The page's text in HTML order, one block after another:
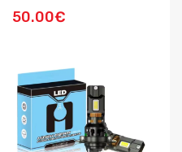
50.00€